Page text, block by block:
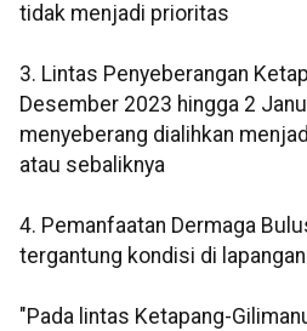
tidak menjadi prioritas
3. Lintas Penyeberangan
Desember 2023 hingga 2
menyeberang dialihkan
atau sebaliknya
4. Pemanfaatan Dermaga
tergantung kondisi di lapangan
"Pada lintas Ketapang-